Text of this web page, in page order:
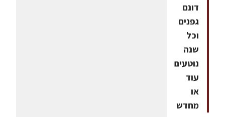
דונם
גפנים
וכל
שנה
נוטעים
עוד
או
מחדש